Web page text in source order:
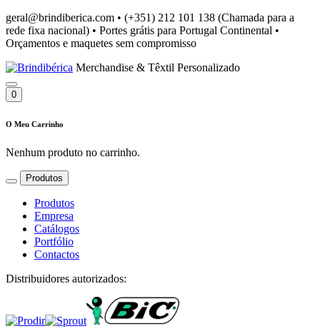
geral@brindiberica.com • (+351) 212 101 138 (Chamada para a
rede fixa nacional) • Portes grátis para Portugal Continental •
Orçamentos e maquetes sem compromisso
Merchandise & Têxtil Personalizado
0
O Meu Carrinho
Nenhum produto no carrinho.
Produtos
Produtos
Empresa
Catálogos
Portfólio
Contactos
Distribuidores autorizados: